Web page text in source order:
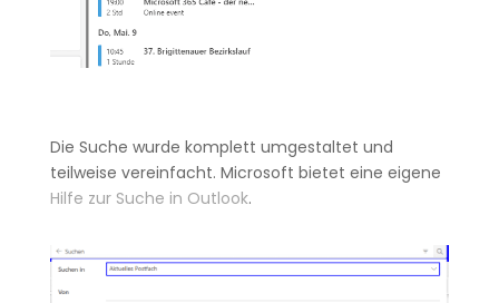
Die Suche wurde komplett umgestaltet und
teilweise vereinfacht. Microsoft bietet eine eigene
Hilfe zur Suche in Outlook.